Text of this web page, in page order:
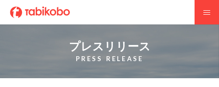
プレスリリース
PRESS RELEASE